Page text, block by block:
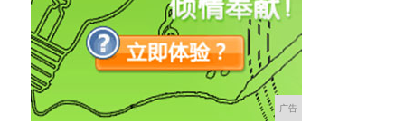
广告